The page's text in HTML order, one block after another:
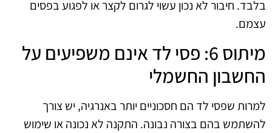
בלבד. חיבור לא נכון עשוי לגרום לקצר או לפגוע בפסים
עצמם.
מיתוס 6: פסי לד אינם משפיעים על
החשבון החשמלי
למרות שפסי לד הם חסכוניים יותר באנרגיה, יש צורך
להשתמש בהם בצורה נבונה. התקנה לא נכונה או שימוש